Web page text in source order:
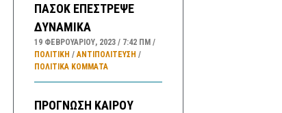
ΠΑΣΟΚ ΕΠΕΣΤΡΕΨΕ
ΔΥΝΑΜΙΚΑ
19 ΦΕΒΡΟΥΑΡΊΟΥ, 2023 7:42 ΠΜ
ΠΟΛΙΤΙΚΗ /ΑΝΤΙΠΟΛΊΤΕΥΣΗ /
ΠΟΛΙΤΙΚΆ ΚΌΜΜΑΤΑ
ΠΡΟΓΝΩΣΗ ΚΑΙΡΟΥ